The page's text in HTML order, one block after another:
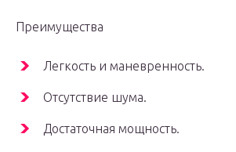
Преимущества
Легкость и маневренность.
Отсутствие шума.
Достаточная мощность.